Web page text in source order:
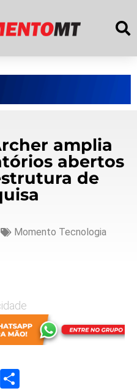
amplia
abertos
de
Momento Tecnologia
LinkedIn